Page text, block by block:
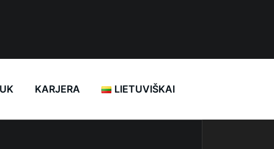
KARJERA LIETUVIŠKAI